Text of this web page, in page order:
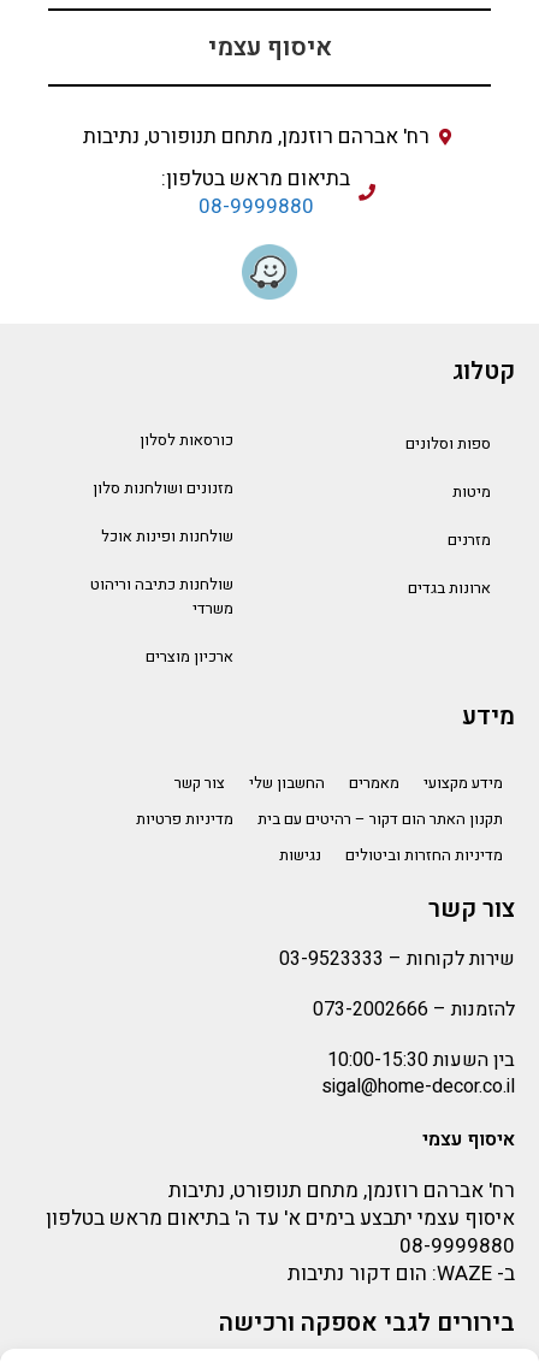
איסוף עצמי
רח' אברהם רוזנמן, מתחם תנופורט, נתיבות
בתיאום מראש בטלפון:
08-9999880
קטלוג
ספות וסלונים
מיטות
מזרנים
ארונות בגדים
כורסאות לסלון
מזנונים ושולחנות סלון
שולחנות ופינות אוכל
שולחנות כתיבה וריהוט
משרדי
ארכיון מוצרים
מידע
מידע מקצועי מאמרים החשבון שלי
צור קשר
תקנון האתר הום דקור – רהיטים עם בית
מדיניות פרטיות
מדיניות החזרות וביטולים
נגישות
צור קשר
שירות לקוחות – 03-9523333
להזמנות – 073-2002666
בין השעות 10:00-15:30
sigal@home-decor.co.il
איסוף עצמי
רח' אברהם רוזנמן, מתחם תנופורט, נתיבות
איסוף עצמי יתבצע בימים א' עד ה' בתיאום מראש בטלפון
08-9999880
ב- WAZE: הום דקור נתיבות
בירורים לגבי אספקה ורכישה